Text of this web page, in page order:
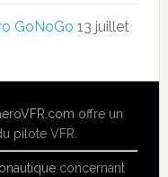
GoNoGo 13 juillet
offre un
pilote VFR.
concernant